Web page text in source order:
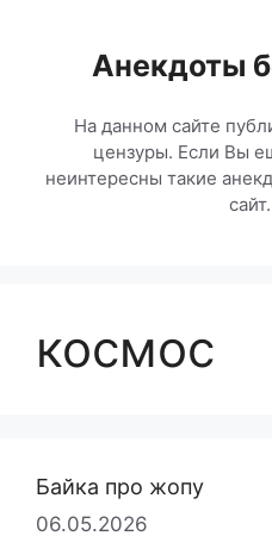
содержимомуАнекдоты
На данном сайте
цензуры. Если Вы
неинтересны такие
космос
Байка про жопу
06.05.2026